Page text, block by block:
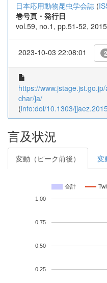
日本応用動物昆虫学会誌 (
巻号頁・発行日
vol.59, no.1, pp.51-52,
2023-10-03 22:08:01
https://
char/ja/
(info:doi/10.1303/
言及状況
変動（ピーク前後） 変
合計
0.25
0.50
0.75
1.00